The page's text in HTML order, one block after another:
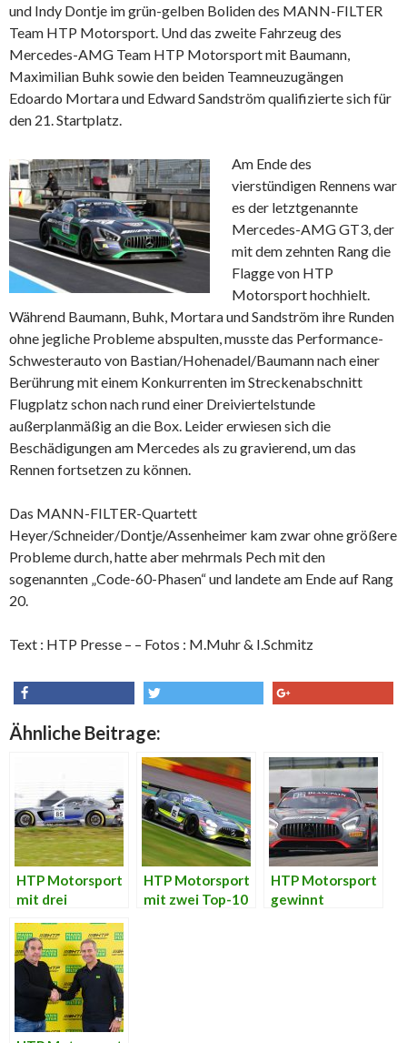
und Indy Dontje im grün-gelben Boliden des MANN-FILTER
Team HTP Motorsport. Und das zweite Fahrzeug des
Mercedes-AMG Team HTP Motorsport mit Baumann,
Maximilian Buhk sowie den beiden Teamneuzugängen
Edoardo Mortara und Edward Sandström qualifizierte sich für
den 21. Startplatz.
Am Ende des
vierstündigen Rennens war
es der letztgenannte
Mercedes-AMG GT3, der
mit dem zehnten Rang die
Flagge von HTP
Motorsport hochhielt.
Während Baumann, Buhk, Mortara und Sandström ihre Runden
ohne jegliche Probleme abspulten, musste das Performance-
Schwesterauto von Bastian/Hohenadel/Baumann nach einer
Berührung mit einem Konkurrenten im Streckenabschnitt
Flugplatz schon nach rund einer Dreiviertelstunde
außerplanmäßig an die Box. Leider erwiesen sich die
Beschädigungen am Mercedes als zu gravierend, um das
Rennen fortsetzen zu können.
Das MANN-FILTER-Quartett
Heyer/Schneider/Dontje/Assenheimer kam zwar ohne größere
Probleme durch, hatte aber mehrmals Pech mit den
sogenannten „Code-60-Phasen“ und landete am Ende auf Rang
20.
Text : HTP Presse – – Fotos : M.Muhr & I.Schmitz
share
Ähnliche Beitrage:
HTP Motorsport
mit drei
GT3 beim 24h
am Nürburgring
HTP Motorsport
mit zwei Top-10
HTP Motorsport
gewinnt